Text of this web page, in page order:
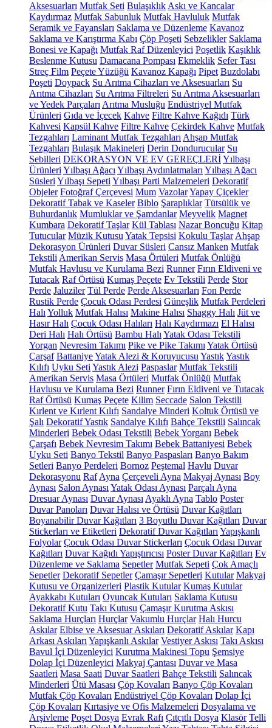
Aksesuarları Mutfak Seti Bulaşıklık Askı ve Kancalar
Kaydırmaz Mutfak Sabunluk Mutfak Havluluk Mutfak
Seramik ve Fayansları Saklama ve Düzenleme Kavanoz
Saklama ve Karıştırma Kabı Çöp Poşeti Sebzelikler Saklama
Bonesi ve Kapağı Mutfak Raf Düzenleyici Poşetlik Kaşıklık
Beslenme Kutusu Damacana Pompası Ekmeklik Sefer Tası
Streç Film Peçete Yüzüğü Kavanoz Kapağı Pipet Buzdolabı
Poşeti Doypack Su Arıtma Cihazları ve Aksesuarları Su
Arıtma Cihazları Su Arıtma Filtreleri Su Arıtma Aksesuarları
ve Yedek Parçaları Arıtma Musluğu Endüstriyel Mutfak
Ürünleri Gıda ve İçecek Kahve Filtre Kahve Kağıdı Türk
Kahvesi Kapsül Kahve Filtre Kahve Çekirdek Kahve Mutfak
Tezgahları Laminant Mutfak Tezgahları Ahşap Mutfak
Tezgahları Bulaşık Makineleri Derin Dondurucular Su
Sebilleri DEKORASYON VE EV GEREÇLERİYılbaşı
Ürünleri Yılbaşı Ağacı Yılbaşı Aydınlatmaları Yılbaşı Ağacı
Süsleri Yılbaşı Sepeti Yılbaşı Parti Malzemeleri Dekoratif
Objeler Fotoğraf Çerçevesi Mum VazolarYapay Çiçekler
Dekoratif Tabak ve Kaseler Biblo Şaraplıklar Tütsülük ve
Buhurdanlık Mumluklar ve Şamdanlar Meyvelik Magnet
Kumbara Dekoratif Taşlar Kül Tablası Nazar Boncuğu Kitap
Tutucular Müzik Kutusu Yatak Tepsisi Kokulu Taşlar Ahşap
Dekorasyon Ürünleri Duvar Süsleri Cansız Manken Mutfak
Tekstili Amerikan Servis Masa Örtüleri Mutfak Önlüğü
Mutfak Havlusu ve Kurulama Bezi Runner Fırın Eldiveni ve
Tutacak Raf Örtüsü Kumaş Peçete Ev Tekstili Perde Stor
Perde Jaluziler Tül Perde Perde Aksesuarları Fon Perde
Rustik Perde Çocuk Odası Perdesi Güneşlik Mutfak Perdeleri
Halı Yolluk Mutfak Halısı Makine Halısı Shaggy Halı Jüt ve
Hasır Halı Çocuk Odası Halıları Halı Kaydırmazı El Halısı
Deri Halı Halı Örtüsü Bambu Halı Yatak Odası Tekstili
Yorgan Nevresim Takımı Pike ve Pike Takımı Yatak Örtüsü
Çarşaf BattaniyeYatak Alezi & Koruyucusu YastıkYastık
Kılıfı Uyku Seti Yastık Alezi Paspaslar Mutfak Tekstili
Amerikan Servis Masa Örtüleri Mutfak Önlüğü Mutfak
Havlusu ve Kurulama Bezi Runner Fırın Eldiveni ve Tutacak
Raf Örtüsü Kumaş Peçete Kilim Seccade Salon Tekstili
Kırlent ve Kırlent Kılıfı Sandalye Minderi Koltuk Örtüsü ve
Şalı Dekoratif Yastık Sandalye Kılıfı Bahçe Tekstili Salıncak
Minderleri Bebek Odası Tekstili Bebek Yorganı Bebek
Çarşafı Bebek Nevresim Takımı Bebek Battaniyesi Bebek
Uyku Seti Banyo Tekstil Banyo Paspasları Banyo Bakım
Setleri Banyo Perdeleri Bornoz Peştemal Havlu Duvar
Dekorasyonu Raf Ayna Çerçeveli Ayna Makyaj Aynası Boy
Aynası Salon Aynası Yatak Odası Aynası Parçalı Ayna
Dresuar Aynası Duvar Aynası Ayaklı Ayna Tablo Poster
Duvar Panoları Duvar Halısı ve Örtüsü Duvar Kağıtları
Boyanabilir Duvar Kağıtları 3 Boyutlu Duvar Kağıtları Duvar
Stickerları ve Etiketleri Dekoratif Duvar Kağıtları Yapışkanlı
Folyolar Çocuk Odası Duvar Stickerları Çocuk Odası Duvar
Kağıtları Duvar Kağıdı Yapıştırıcısı Poster Duvar Kağıtları Ev
Düzenleme ve Saklama Sepetler Mutfak Sepeti Çok Amaçlı
Sepetler Dekoratif Sepetler Çamaşır Sepetleri Kutular Makyaj
Kutusu ve Organizerleri Plastik Kutular Kumaş Kutular
Ayakkabı Kutuları Oyuncak Kutuları Saklama Kutusu
Dekoratif Kutu Takı Kutusu Çamaşır Kurutma Askısı
Saklama Hurçları Hurçlar Vakumlu Hurçlar Halı Hurcu
Askılar Elbise ve Aksesuar Askıları Dekoratif Askılar Kapı
Arkası Askıları Yapışkanlı Askılar Vestiyer Askısı Takı Askısı
Bavul İçi Düzenleyici Kurutma Makinesi Topu Şemsiye
Dolap İçi Düzenleyici Makyaj Çantası Duvar ve Masa
Saatleri Masa Saati Duvar Saatleri Bahçe Tekstili Salıncak
Minderleri Ütü Masası Çöp Kovaları Banyo Çöp Kovaları
Mutfak Çöp Kovaları Endüstriyel Çöp Kovaları Dolap İçi
Çöp Kovaları Kırtasiye ve Ofis Malzemeleri Dosyalama ve
Arşivleme Poşet Dosya Evrak Rafı Çıtçıtlı Dosya Klasör Telli